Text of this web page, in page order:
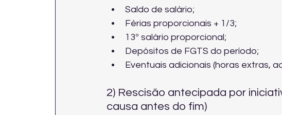
Saldo de salário;
Férias proporcionais + 1/3;
13º salário proporcional;
Depósitos de FGTS do período;
Eventuais adicionais (horas extras,
2) Rescisão antecipada por
causa antes do fim)